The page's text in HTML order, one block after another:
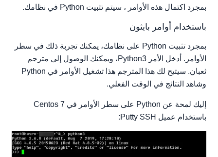
بمجرد اكتمال هذه الأوامر ، سيتم تثبيت Python في نظامك.
باستخدام أوامر بايثون
بمجرد تثبيت Python على نظامك، يمكنك تجربة ذلك في سطر
الأوامر. أدخل الأمر Python3، ويمكنك الوصول إلى مترجم
ثعبان. سيتيح لك هذا المترجم هذا تشغيل الأوامر في Python
وشاهد النتائج في الوقت الفعلي.
إليك لمحة عن Python على سطر الأوامر في Centos 7
باستخدام عميل Putty SSH: